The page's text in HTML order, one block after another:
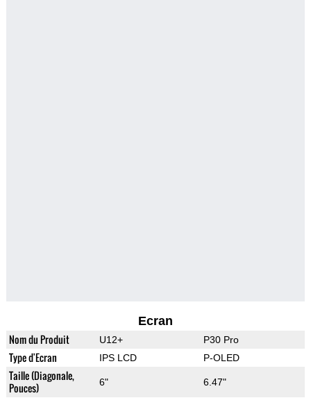
Ecran
Nom du Produit U12+ P30 Pro
Type d'Ecran IPS LCD P-OLED
Taille (Diagonale,
Pouces)
6" 6.47"